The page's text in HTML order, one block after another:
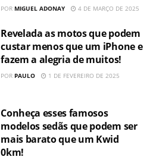
POR MIGUEL ADONAY 4 DE MARÇO DE 2025
Revelada as motos que podem
custar menos que um iPhone e
fazem a alegria de muitos!
POR PAULO 1 DE FEVEREIRO DE 2025
Conheça esses famosos
modelos sedãs que podem ser
mais barato que um Kwid
0km!